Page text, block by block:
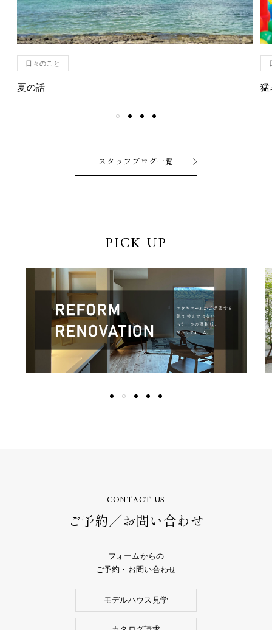
日々のこと
夏の話 猛
スタッフブログ一覧
PICK UP
CONTACT US
ご予約／お問い合わせ
フォームからの
ご予約・お問い合わせ
モデルハウス見学